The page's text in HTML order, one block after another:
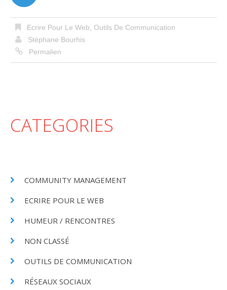
Ecrire Pour Le Web
Outils De Communication
Stéphane Bourhis
Permalien
CATEGORIES
COMMUNITY MANAGEMENT
ECRIRE POUR LE WEB
HUMEUR / RENCONTRES
NON CLASSÉ
OUTILS DE COMMUNICATION
RÉSEAUX SOCIAUX